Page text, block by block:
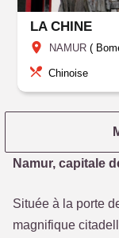
LA CHINE
NAMUR (
Chinoise
Namur, capitale
Située à la porte
magnifique